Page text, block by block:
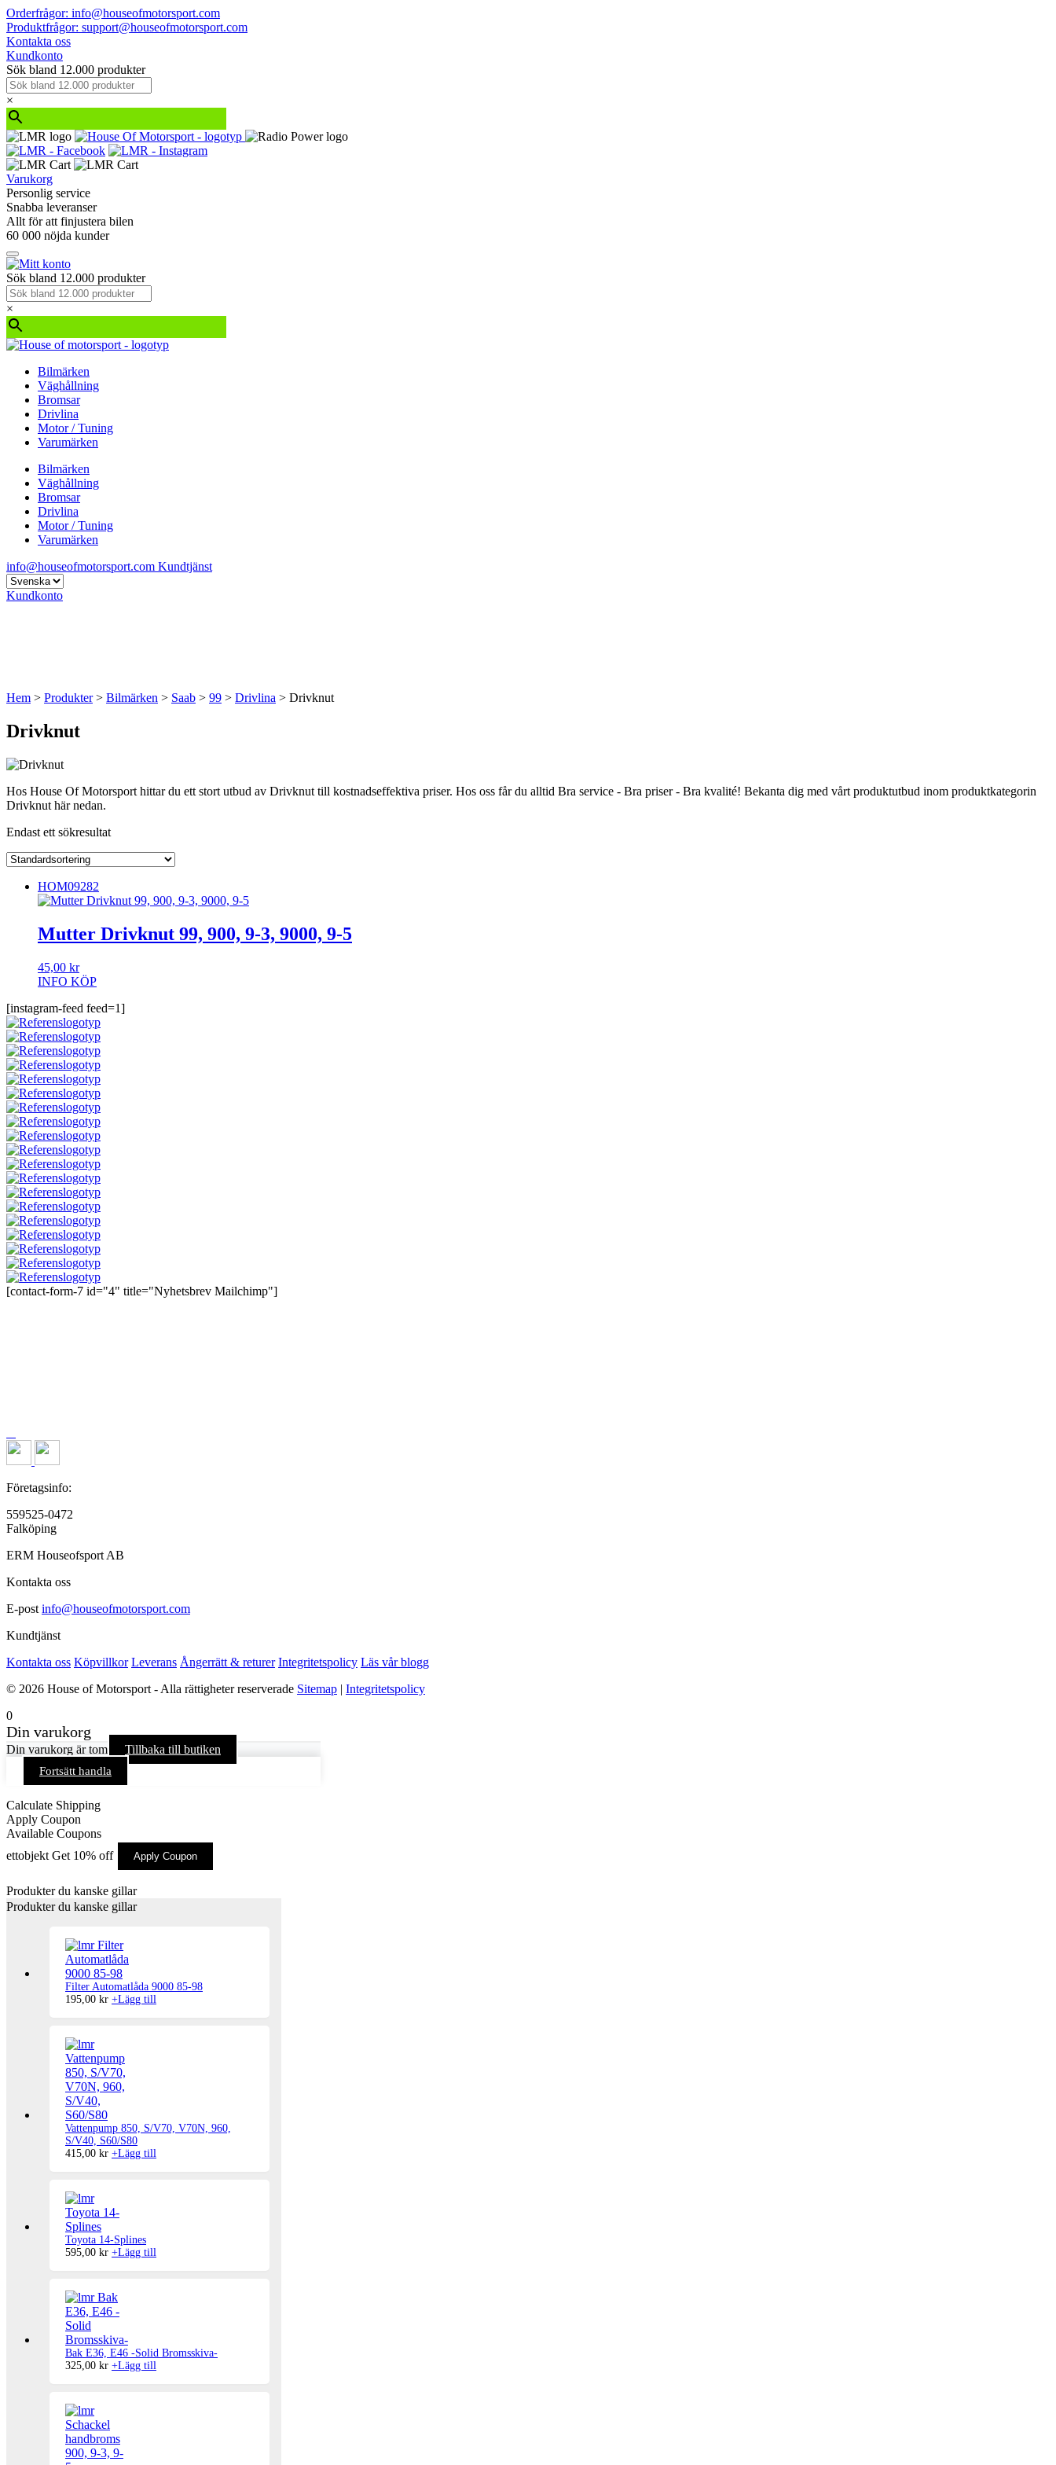
Orderfrågor: info@houseofmotorsport.com
Produktfrågor: support@houseofmotorsport.com
Kontakta oss
Kundkonto
Sök bland 12.000 produkter
×
Varukorg
Personlig service
Snabba leveranser
Allt för att finjustera bilen
60 000 nöjda kunder
Sök bland 12.000 produkter
×
Bilmärken
Väghållning
Bromsar
Drivlina
Motor / Tuning
Varumärken
Bilmärken
Väghållning
Bromsar
Drivlina
Motor / Tuning
Varumärken
info@houseofmotorsport.com Kundtjänst
Kundkonto
Hem > Produkter> Bilmärken > Saab > 99 > Drivlina > Drivknut
Drivknut
Hos House Of Motorsport hittar du ett stort utbud av Drivknut till kostnadseffektiva priser. Hos oss får du alltid Bra service - Bra priser - Bra kvalité! Bekanta dig med vårt produktutbud inom produktkategorin
Drivknut här nedan.
Endast ett sökresultat
HOM09282
Mutter Drivknut 99, 900, 9-3, 9000, 9-5
45,00 kr
INFO KÖP
[instagram-feed feed=1]
[contact-form-7 id="4" title="Nyhetsbrev Mailchimp"]
Företagsinfo:
559525-0472
Falköping
ERM Houseofsport AB
Kontakta oss
E-post info@houseofmotorsport.com
Kundtjänst
Kontakta oss Köpvillkor Leverans Ångerrätt & returer Integritetspolicy Läs vår blogg
© 2026 House of Motorsport - Alla rättigheter reserverade Sitemap | Integritetspolicy
0
Din varukorg
Din varukorg är tom Tillbaka till butiken
Fortsätt handla
Calculate Shipping
Apply Coupon
Available Coupons
ettobjekt Get 10% off Apply Coupon
Produkter du kanske gillar
Produkter du kanske gillar
Filter Automatlåda 9000 85-98
195,00 kr +Lägg till
Vattenpump 850, S/V70, V70N, 960,
S/V40, S60/S80
415,00 kr +Lägg till
Toyota 14-Splines
595,00 kr +Lägg till
Bak E36, E46 -Solid Bromsskiva-
325,00 kr +Lägg till